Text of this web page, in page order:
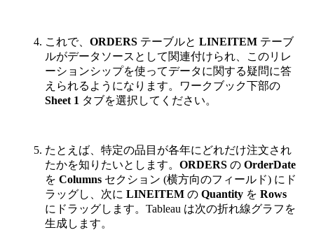
これで、 ORDERS テーブルと LINEITEM テーブ
ルがデータソースとして関連付けられ、このリレ
ーションシップを使ってデータに関する疑問に答
えられるようになります。ワークブック下部の
Sheet 1 タブを選択してください。
たとえば、特定の品目が各年にどれだけ注文され
たかを知りたいとします。 ORDERS の OrderDate
を Columns セクション (横方向のフィールド) にド
ラッグし、次に LINEITEM の Quantity を Rows
にドラッグします。Tableau は次の折れ線グラフを
生成します。